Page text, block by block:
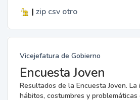
| zip csv otro
Vicejefatura de Gobierno
Encuesta Joven
Resultados de la Encuesta Joven.
hábitos, costumbres y